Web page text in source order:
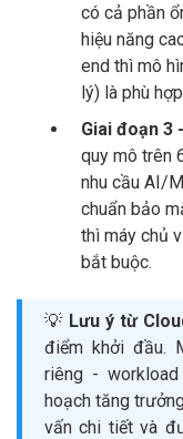
có cả phần
hiệu năng
end thì mô
lý) là phù
Giai đoạn 3
quy mô trên
nhu cầu AI/
chuẩn bảo
thì máy chủ
bắt buộc.
💡 Lưu ý từ
điểm khởi đầu.
riêng -
hoạch tăng
vấn chi tiết và